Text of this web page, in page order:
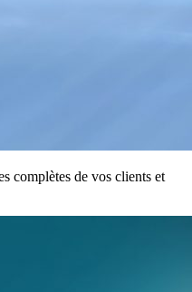
complètes de vos clients et